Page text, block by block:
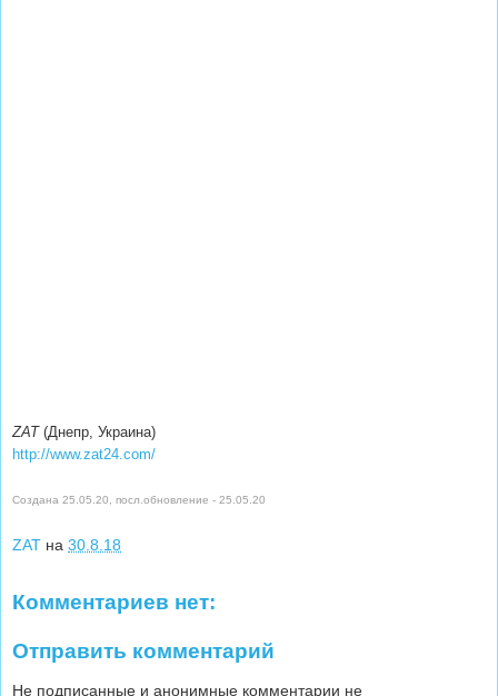
ZAT (Днепр, Украина)
http://www.zat24.com/
Создана 25.05.20, посл.обновление - 25.05.20
ZAT на 30.8.18
Комментариев нет:
Отправить комментарий
Не подписанные и анонимные комментарии не